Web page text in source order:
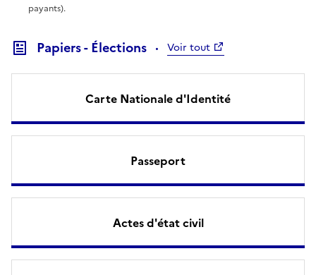
payants).
Papiers - Élections Voir tout
Carte Nationale d'Identité
Passeport
Actes d'état civil